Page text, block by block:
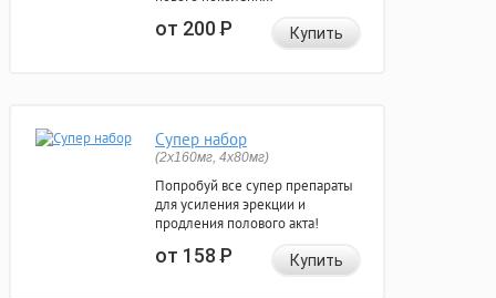
от 200Р Купить
Супер набор
(2х160мг, 4х80мг)
Попробуй все супер препараты
для усиления эрекции и
продления полового акта!
от 158Р Купить